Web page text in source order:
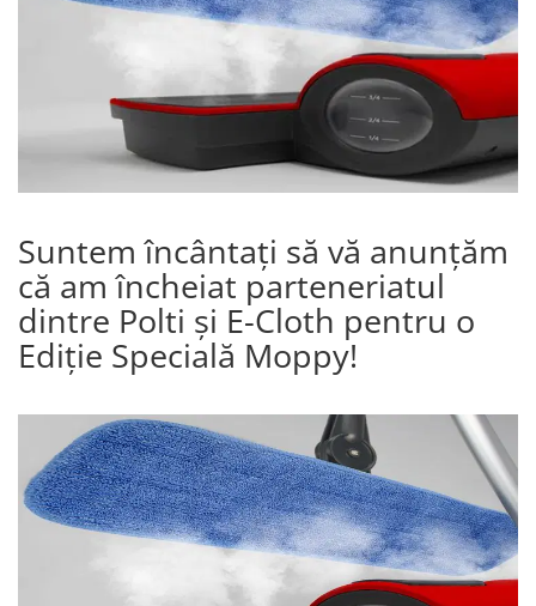
Suntem încântați să vă anunțăm
că am încheiat parteneriatul
dintre Polti și E-Cloth pentru o
Ediție Specială Moppy!